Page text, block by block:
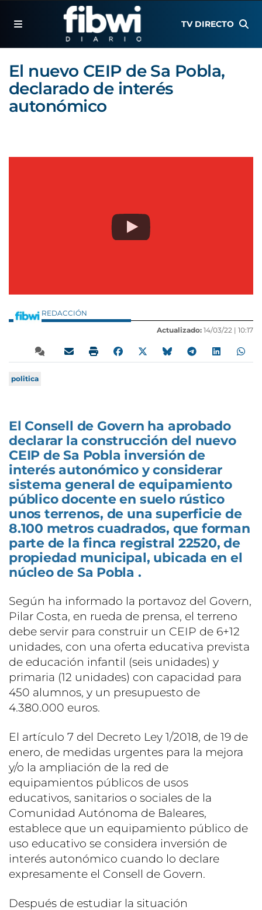
TV DIRECTO
El nuevo CEIP de Sa Pobla,
declarado de interés
autonómico
REDACCIÓN
Actualizado: 14/03/22 | 10:17
politica
El Consell de Govern ha aprobado
declarar la construcción del nuevo
CEIP de Sa Pobla inversión de
interés autonómico y considerar
sistema general de equipamiento
público docente en suelo rústico
unos terrenos, de una superficie de
8.100 metros cuadrados, que forman
parte de la finca registral 22520, de
propiedad municipal, ubicada en el
núcleo de Sa Pobla .
Según ha informado la portavoz del Govern,
Pilar Costa, en rueda de prensa, el terreno
debe servir para construir un CEIP de 6+12
unidades, con una oferta educativa prevista
de educación infantil (seis unidades) y
primaria (12 unidades) con capacidad para
450 alumnos, y un presupuesto de
4.380.000 euros.
El artículo 7 del Decreto Ley 1/2018, de 19 de
enero, de medidas urgentes para la mejora
y/o la ampliación de la red de
equipamientos públicos de usos
educativos, sanitarios o sociales de la
Comunidad Autónoma de Baleares,
establece que un equipamiento público de
uso educativo se considera inversión de
interés autonómico cuando lo declare
expresamente el Consell de Govern.
Después de estudiar la situación